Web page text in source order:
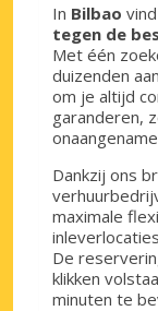
In Bilbao
tegen de
Met één
duizenden
om je altijd
garanderen,
Dankzij ons
maximale
De
klikken
minuten te